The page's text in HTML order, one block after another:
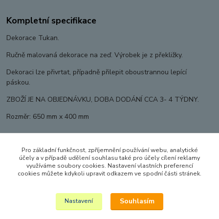
Kompletní specifikace
Dekorace Tukan.
Ručně malovaná dekorace na zeď. Výrobek je z překližky.
Dekoraci lze přivrtat, případně přilepit oboustrannou lepící
páskou.
ZBOŽÍ JE NA OBJEDNÁVKU, DOBA DODÁNÍ CCA 3- 4 TÝDNY.
Rozměr: 650 mm x 400 mm
Zboží zařazeno v kategoriích
DEKORACE DO DĚTSKÝCH POKOJŮ
Pro základní funkčnost, zpříjemnění používání webu, analytické
účely a v případě udělení souhlasu také pro účely cílení reklamy
využíváme soubory cookies. Nastavení vlastních preferencí
cookies můžete kdykoli upravit odkazem ve spodní části stránek.
Nastavení Souhlasím